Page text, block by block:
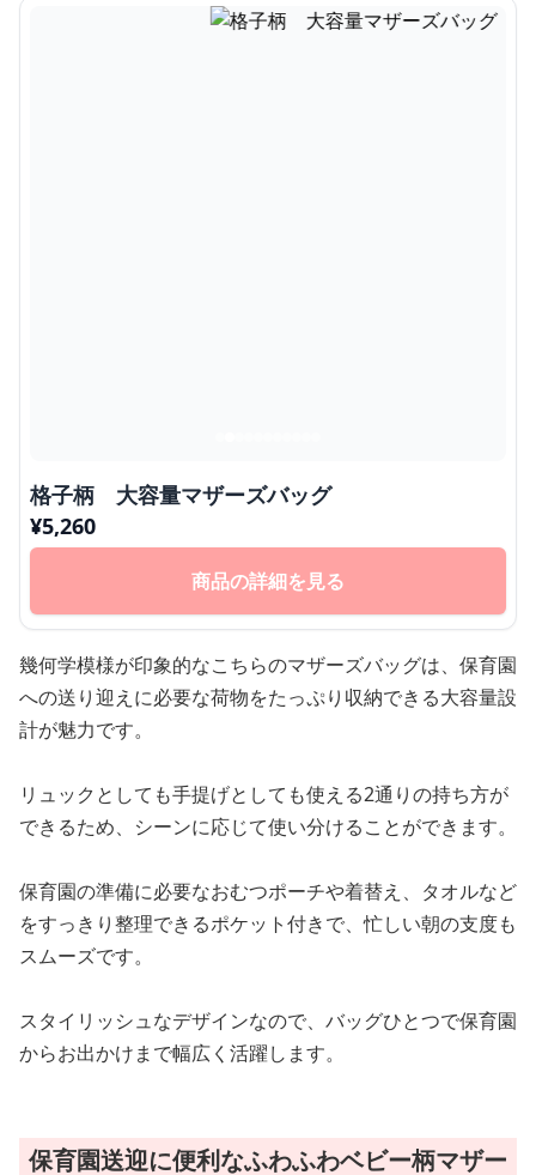
格子柄 大容量マザーズバッグ
¥5,260
商品の詳細を見る
幾何学模様が印象的なこちらのマザーズバッグは、保育園
への送り迎えに必要な荷物をたっぷり収納できる大容量設
計が魅力です。
リュックとしても手提げとしても使える2通りの持ち方が
できるため、シーンに応じて使い分けることができます。
保育園の準備に必要なおむつポーチや着替え、タオルなど
をすっきり整理できるポケット付きで、忙しい朝の支度も
スムーズです。
スタイリッシュなデザインなので、バッグひとつで保育園
からお出かけまで幅広く活躍します。
保育園送迎に便利なふわふわベビー柄マザー